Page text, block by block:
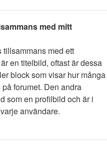
med mitt
tillsammans med ett
en titelbild, oftast är dessa
block som visar hur många
forumet. Den andra
som en profilbild och är i
användare.